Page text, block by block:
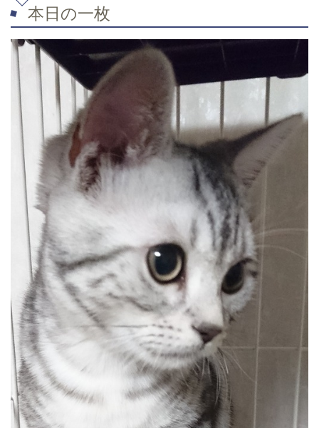
本日の一枚